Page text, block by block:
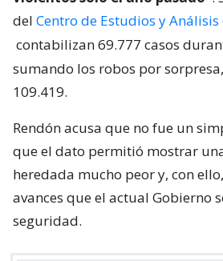
del Centro de Estudios y Análisis
contabilizan 69.777 casos
sumando los robos por
109.419.
Rendón acusa que no fue un
que el dato permitió mostrar
heredada mucho peor y, con
avances que el actual Gobierno
seguridad.